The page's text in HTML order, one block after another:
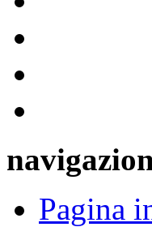
Pagina